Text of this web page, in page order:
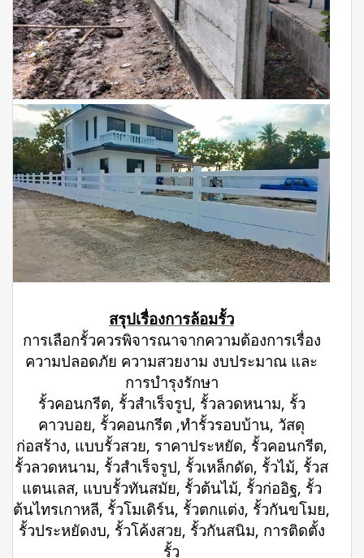
สรุปเรื่องการล้อมรั้ว
การเลือกรั้วควรพิจารณาจากความต้องการเรื่อง
ความปลอดภัย ความสวยงาม งบประมาณ และ
การบำรุงรักษา
รั้วคอนกรีต, รั้วสำเร็จรูป, รั้วลวดหนาม, รั้ว
คาวบอย, รั้วคอนกรีต ,ทำรั้วรอบบ้าน, วัสดุ
ก่อสร้าง, แบบรั้วสวย, ราคาประหยัด, รั้วคอนกรีต,
รั้วลวดหนาม, รั้วสำเร็จรูป, รั้วเหล็กดัด, รั้วไม้, รั้วส
แตนเลส, แบบรั้วทันสมัย, รั้วต้นไม้, รั้วก่ออิฐ, รั้ว
ต้นไทรเกาหลี, รั้วโมเดิร์น, รั้วตกแต่ง, รั้วกันขโมย,
รั้วประหยัดงบ, รั้วโค้งสวย, รั้วกันสนิม, การติดตั้ง
รั้ว